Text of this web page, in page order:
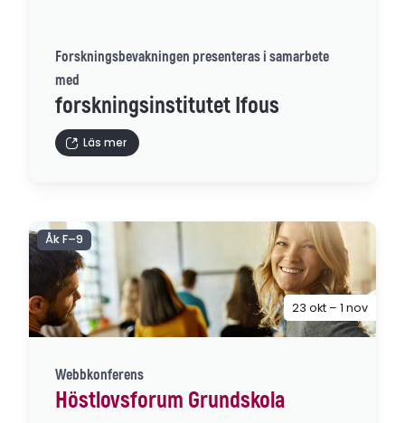
Forskningsbevakningen presenteras i samarbete
med
forskningsinstitutet Ifous
Läs mer
Webbkonferens
Höstlovsforum Grundskola
Åk F–9
23 okt – 1 nov